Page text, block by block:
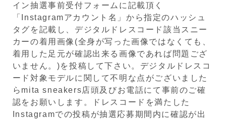
イン抽選事前受付フォームに記載頂く
「Instagramアカウント名」から指定のハッシュ
タグを記載し、デジタルドレスコード該当スニー
カーの着用画像(全身が写った画像ではなくても、
着用した足元が確認出来る画像であれば問題ござ
いません。)を投稿して下さい。デジタルドレスコ
ード対象モデルに関して不明な点がございました
らmita sneakers店頭及びお電話にて事前のご確
認をお願いします。ドレスコードを満たした
Instagramでの投稿が抽選応募期間内に確認が出